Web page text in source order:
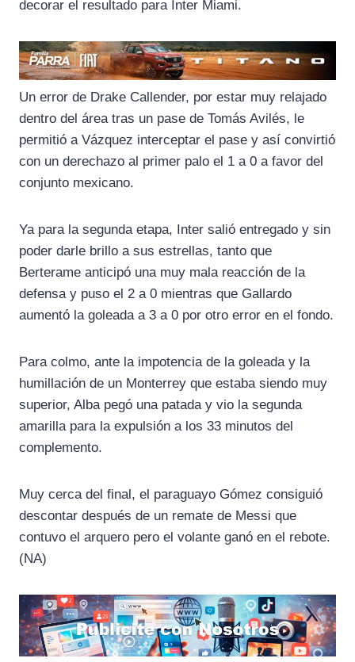
decorar el resultado para Inter Miami.
Un error de Drake Callender, por estar muy relajado
dentro del área tras un pase de Tomás Avilés, le
permitió a Vázquez interceptar el pase y así convirtió
con un derechazo al primer palo el 1 a 0 a favor del
conjunto mexicano.
Ya para la segunda etapa, Inter salió entregado y sin
poder darle brillo a sus estrellas, tanto que
Berterame anticipó una muy mala reacción de la
defensa y puso el 2 a 0 mientras que Gallardo
aumentó la goleada a 3 a 0 por otro error en el fondo.
Para colmo, ante la impotencia de la goleada y la
humillación de un Monterrey que estaba siendo muy
superior, Alba pegó una patada y vio la segunda
amarilla para la expulsión a los 33 minutos del
complemento.
Muy cerca del final, el paraguayo Gómez consiguió
descontar después de un remate de Messi que
contuvo el arquero pero el volante ganó en el rebote.
(NA)